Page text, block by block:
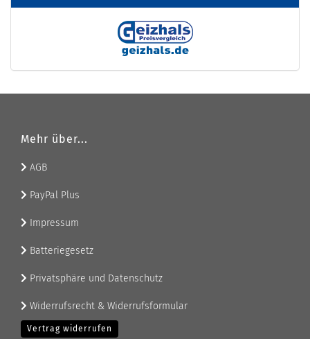
Mehr über...
AGB
PayPal Plus
Impressum
Batteriegesetz
Privatsphäre und Datenschutz
Widerrufsrecht & Widerrufsformular
Vertrag widerrufen